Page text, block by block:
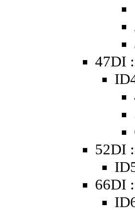
47DI
52DI :
66DI